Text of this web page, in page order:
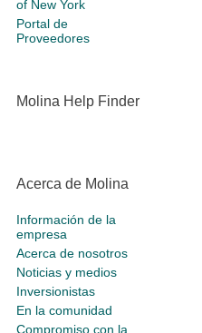
of New York
Portal de
Proveedores
Molina Help Finder
Acerca de Molina
Información de la
empresa
Acerca de nosotros
Noticias y medios
Inversionistas
En la comunidad
Compromiso con la